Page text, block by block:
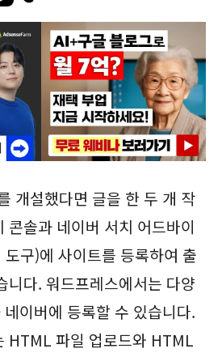
개설했다면 글을 한 두 개 작
콘솔과 네이버 서치 어드바이
구)에 사이트를 등록하여 출
니다. 워드프레스에서는 다양
이버에 등록할 수 있습니다.
HTML 파일 업로드와 HTML